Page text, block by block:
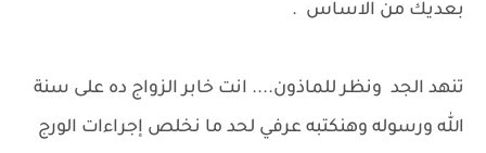
بعديك من الاساس .
تنهد الجد ونظر للماذون.... انت خابر الزواج ده على سنة
الله ورسوله وهنكتبه عرفي لحد ما نخلص إجراءات الورج